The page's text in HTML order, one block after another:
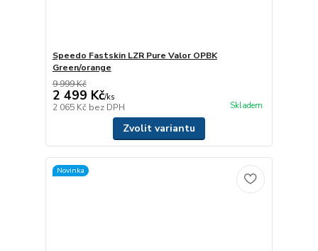
Speedo Fastskin LZR Pure Valor OPBK
Green/orange
9 999 Kč
2 499 Kč/ks
2 065 Kč bez DPH Skladem
Zvolit variantu
Novinka